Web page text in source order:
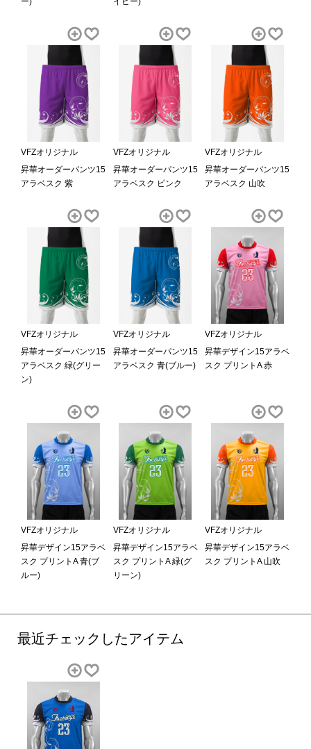
VFZオリジナル
昇華オーダーパンツ15
アラベスク 紫
VFZオリジナル
昇華オーダーパンツ15
アラベスク ピンク
VFZオリジナル
昇華オーダーパンツ15
アラベスク 山吹
VFZオリジナル
昇華オーダーパンツ15
アラベスク 緑(グリー
ン)
VFZオリジナル
昇華オーダーパンツ15
アラベスク 青(ブルー)
VFZオリジナル
昇華デザイン15アラベ
スク プリントA 赤
VFZオリジナル
昇華デザイン15アラベ
スク プリントA 青(ブ
ルー)
VFZオリジナル
昇華デザイン15アラベ
スク プリントA 緑(グ
リーン)
VFZオリジナル
昇華デザイン15アラベ
スク プリントA 山吹
最近チェックしたアイテム